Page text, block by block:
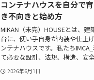
コンテナハウスを自分で
き不向きと始め方
MIKAN（未完）HOUSEとは、
台に、使い手自身が内装や仕上
ンテナハウスです。私たち
て必要な設計、法規、構造、安
2026年6月1日